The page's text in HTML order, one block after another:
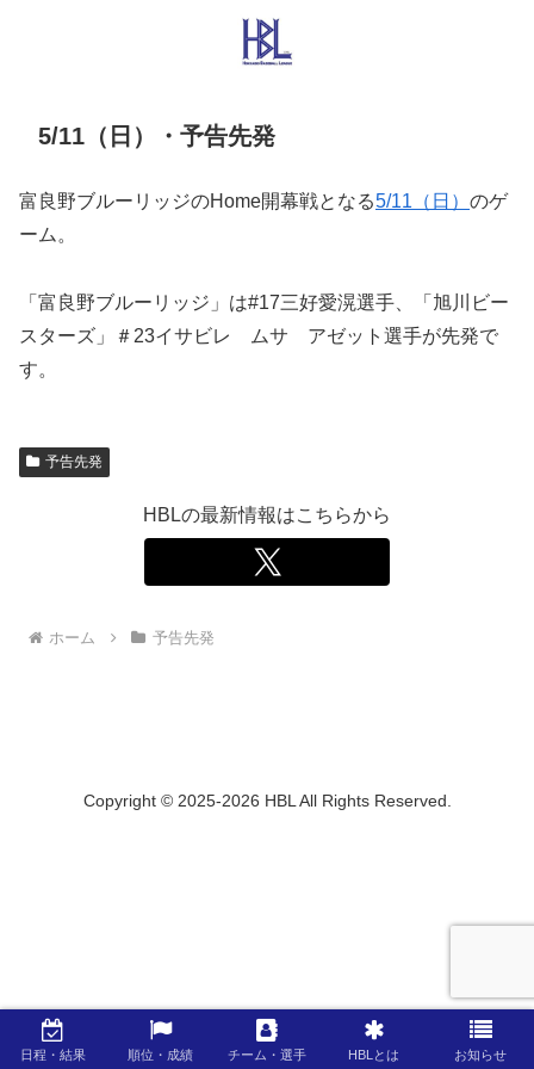
5/11（日）・予告先発
富良野ブルーリッジのHome開幕戦となる5/11（日） のゲ
ーム。
「富良野ブルーリッジ」は#17三好愛滉選手、「旭川ビー
スターズ」＃23イサビレ ムサ アゼット選手が先発で
す。
予告先発
HBLの最新情報はこちらから
ホーム 予告先発
Copyright © 2025-2026 HBL All Rights Reserved.
日程・結果 順位・成績 チーム・選手 HBLとは お知らせ